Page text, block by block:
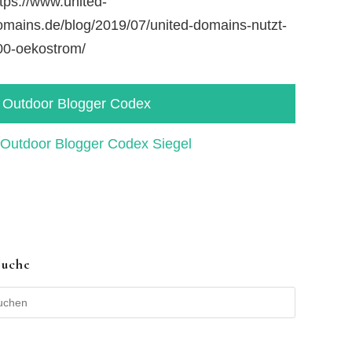
blog/2019/07/united-domains-nutzt-
oekostrom/
Outdoor Blogger Codex